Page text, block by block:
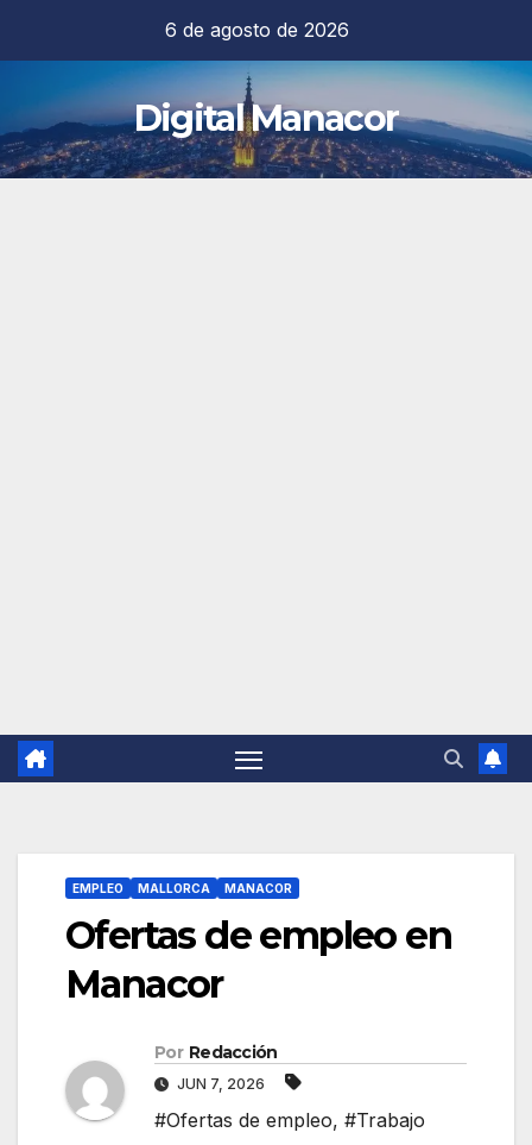
contenido
6 de agosto de 2026
Digital Manacor
EMPLEO MALLORCA MANACOR
Ofertas de empleo en
Manacor
Por Redacción
JUN 7, 2026
#Ofertas de empleo, #Trabajo